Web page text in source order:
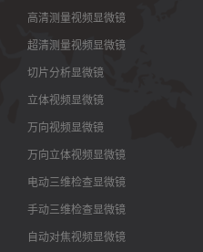
高清测量视频显微镜
超清测量视频显微镜
切片分析显微镜
立体视频显微镜
万向视频显微镜
万向立体视频显微镜
电动三维检查显微镜
手动三维检查显微镜
自动对焦视频显微镜